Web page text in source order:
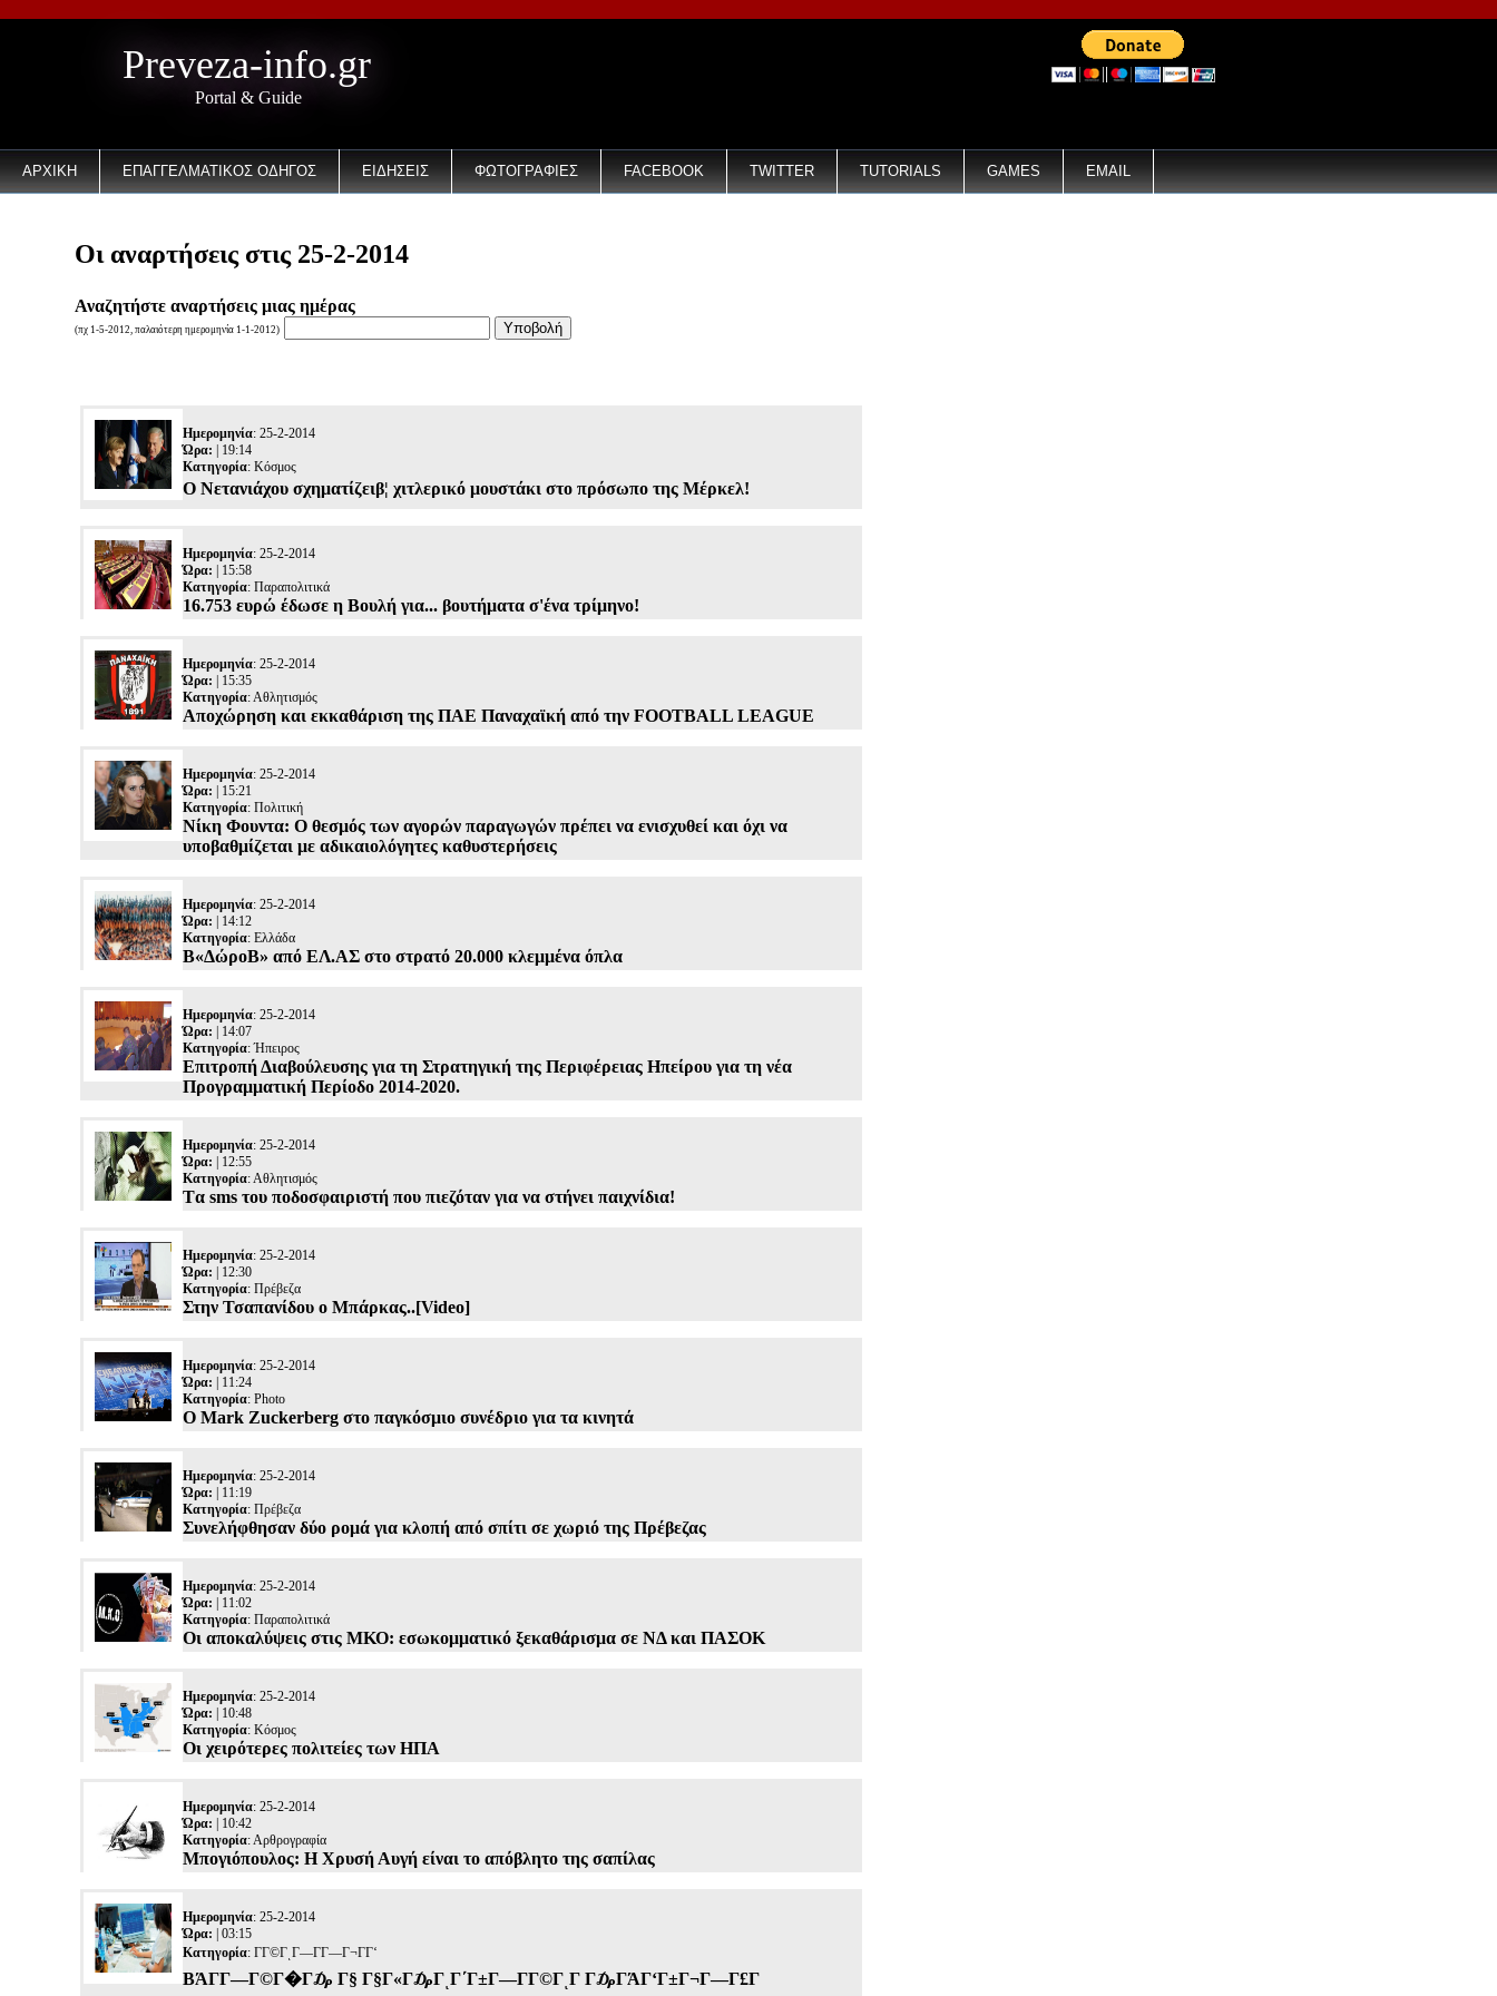
Preveza-info.gr
Portal & Guide
ΑΡΧΙΚΗ ΕΠΑΓΓΕΛΜΑΤΙΚΟΣ ΟΔΗΓΟΣ ΕΙΔΗΣΕΙΣ ΦΩΤΟΓΡΑΦΙΕΣ FACEBOOK TWITTER TUTORIALS GAMES EMAIL
Οι αναρτήσεις στις 25-2-2014
Αναζητήστε αναρτήσεις μιας ημέρας
(πχ 1-5-2012, παλαιότερη ημερομηνία 1-1-2012)
Ημερομηνία: 25-2-2014
Ώρα:
| 19:14
Κατηγορία:Κόσμος
Ο Νετανιάχου σχηματίζειβ¦ χιτλερικό μουστάκι στο πρόσωπο της Μέρκελ!
Ημερομηνία: 25-2-2014
Ώρα:
| 15:58
Κατηγορία:Παραπολιτικά
16.753 ευρώ έδωσε η Βουλή για... βουτήματα σ'ένα τρίμηνο!
Ημερομηνία: 25-2-2014
Ώρα:
| 15:35
Κατηγορία:Αθλητισμός
Αποχώρηση και εκκαθάριση της ΠΑΕ Παναχαϊκή από την FOOTBALL LEAGUE
Ημερομηνία: 25-2-2014
Ώρα:
| 15:21
Κατηγορία:Πολιτική
Νίκη Φουντα: Ο θεσμός των αγορών παραγωγών πρέπει να ενισχυθεί και όχι να
υποβαθμίζεται με αδικαιολόγητες καθυστερήσεις
Ημερομηνία: 25-2-2014
Ώρα:
| 14:12
Κατηγορία:Ελλάδα
Β«ΔώροΒ» από ΕΛ.ΑΣ στο στρατό 20.000 κλεμμένα όπλα
Ημερομηνία: 25-2-2014
Ώρα:
| 14:07
Κατηγορία:Ήπειρος
Επιτροπή Διαβούλευσης για τη Στρατηγική της Περιφέρειας Ηπείρου για τη νέα
Προγραμματική Περίοδο 2014-2020.
Ημερομηνία: 25-2-2014
Ώρα:
| 12:55
Κατηγορία:Αθλητισμός
Tα sms του ποδοσφαιριστή που πιεζόταν για να στήνει παιχνίδια!
Ημερομηνία: 25-2-2014
Ώρα:
| 12:30
Κατηγορία:Πρέβεζα
Στην Τσαπανίδου ο Μπάρκας..[Video]
Ημερομηνία: 25-2-2014
Ώρα:
| 11:24
Κατηγορία:Photo
Ο Mark Zuckerberg στο παγκόσμιο συνέδριο για τα κινητά
Ημερομηνία: 25-2-2014
Ώρα:
| 11:19
Κατηγορία:Πρέβεζα
Συνελήφθησαν δύο ρομά για κλοπή από σπίτι σε χωριό της Πρέβεζας
Ημερομηνία: 25-2-2014
Ώρα:
| 11:02
Κατηγορία:Παραπολιτικά
Οι αποκαλύψεις στις ΜΚΟ: εσωκομματικό ξεκαθάρισμα σε ΝΔ και ΠΑΣΟΚ
Ημερομηνία: 25-2-2014
Ώρα:
| 10:48
Κατηγορία:Κόσμος
Οι χειρότερες πολιτείες των ΗΠΑ
Ημερομηνία: 25-2-2014
Ώρα:
| 10:42
Κατηγορία:Αρθρογραφία
Μπογιόπουλος: Η Χρυσή Αυγή είναι το απόβλητο της σαπίλας
Ημερομηνία: 25-2-2014
Ώρα:
| 03:15
Κατηγορία:ΓΓ©ΓͺΓ―Γ­Γ―Γ¬ΓΓ‘
ΒΆΓ­Γ―Γ©Γ�Γ₯ Γ§ Γ§Γ«Γ₯ΓͺΓ΄Γ±Γ―Γ­Γ©ΓͺΓ Γ₯ΓΆΓ‘Γ±Γ¬Γ―Γ£Γ